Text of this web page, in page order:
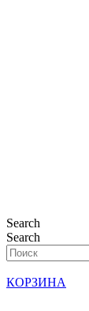
Search
Search
КОРЗИНА